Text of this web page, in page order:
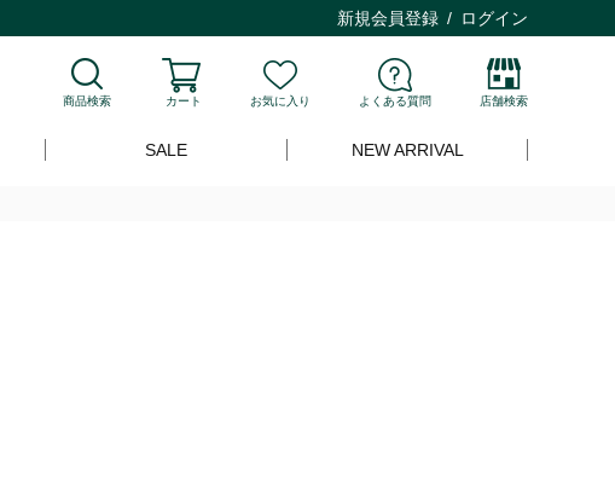
新規会員登録 ログイン
商品検索 カート お気に入り よくある質問 店舗検索
SALE NEW ARRIVAL